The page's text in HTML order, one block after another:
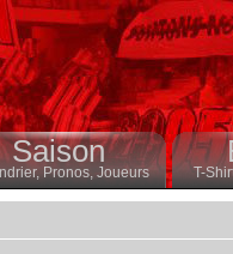
Saison
Pronos, Joueurs T-